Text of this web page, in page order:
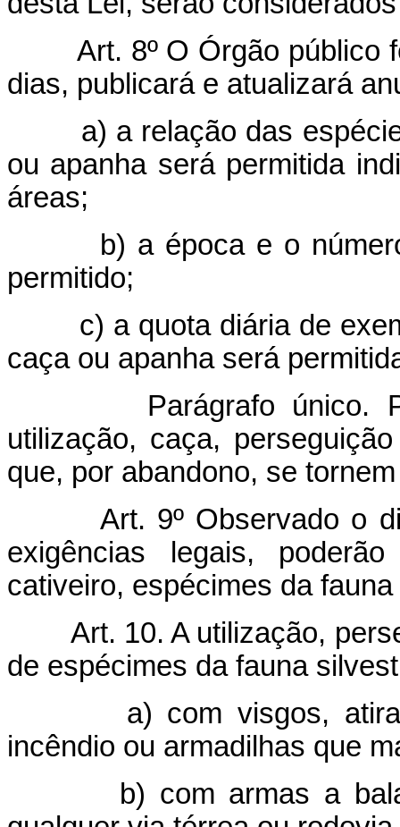
Art. 8º O Órgão público
dias, publicará e atualizará
a) a relação das
ou apanha será permitida
áreas;
b) a época e o
permitido;
c) a quota diária de
caça ou apanha será
Parágrafo único.
utilização, caça,
que, por abandono, se
Art. 9º Observado o
exigências legais,
cativeiro, espécimes da
Art. 10. A utilização,
de espécimes da fauna
a) com visgos,
incêndio ou armadilhas que
b) com armas a